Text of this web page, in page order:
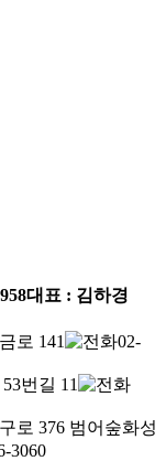
대표 : 김하경
로 141
02-
번길 11
로 376 범어숲화성
3060